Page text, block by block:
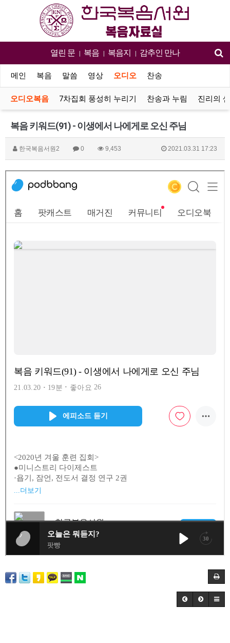
열린 문 | 복음 | 복음지 | 감추인 만나
메인 복음 말씀 영상 오디오 찬송
오디오복음 7차집회 풍성히 누리기 찬송과 누림 진리의 샘
복음 키워드(91) - 이생에서 나에게로 오신 주님
한국복음서원2 0 9,453 2021.03.31 17:23